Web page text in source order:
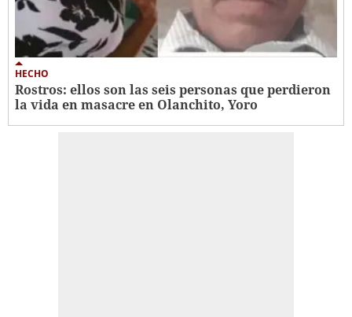
HECHO
Rostros: ellos son las seis personas que perdieron
la vida en masacre en Olanchito, Yoro